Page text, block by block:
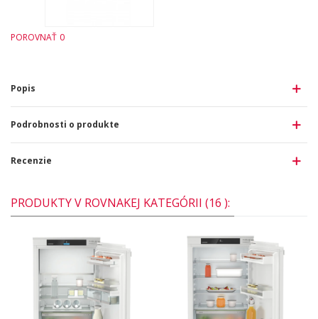
POROVNAŤ 0
Popis
Podrobnosti o produkte
Recenzie
PRODUKTY V ROVNAKEJ KATEGÓRII (16 ):